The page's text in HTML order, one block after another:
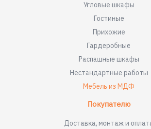
Угловые шкафы
Гостиные
Прихожие
Гардеробные
Распашные шкафы
Нестандартные работы
Мебель из МДФ
Покупателю
Доставка, монтаж и